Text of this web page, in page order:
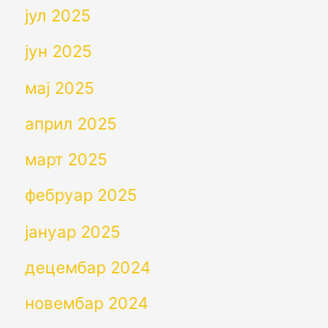
јул 2025
јун 2025
мај 2025
април 2025
март 2025
фебруар 2025
јануар 2025
децембар 2024
новембар 2024